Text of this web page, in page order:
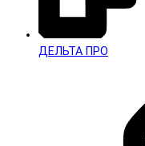
ДЕЛЬТА ПРО